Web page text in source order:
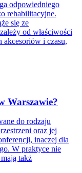
odpowiedniego
rehabilitacyjne.
się ze
od właściwości
akcesoriów i czasu,
Warszawie?
do rodzaju
oraz jej
inaczej dla
W praktyce nie
takż